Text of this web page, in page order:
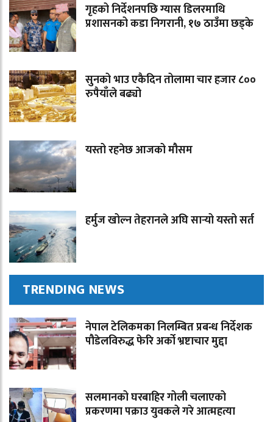
गृहको निर्देशनपछि ग्यास डिलरमाथि
प्रशासनको कडा निगरानी, १७ ठाउँमा छड्के
सुनको भाउ एकैदिन तोलामा चार हजार ८००
रुपैयाँले बढ्यो
यस्तो रहनेछ आजको मौसम
हर्मुज खोल्न तेहरानले अघि सार्‍यो यस्तो सर्त
TRENDING NEWS
नेपाल टेलिकमका निलम्बित प्रबन्ध निर्देशक
पौडेलविरुद्ध फेरि अर्को भ्रष्टाचार मुद्दा
सलमानको घरबाहिर गोली चलाएको
प्रकरणमा पक्राउ युवकले गरे आत्महत्या